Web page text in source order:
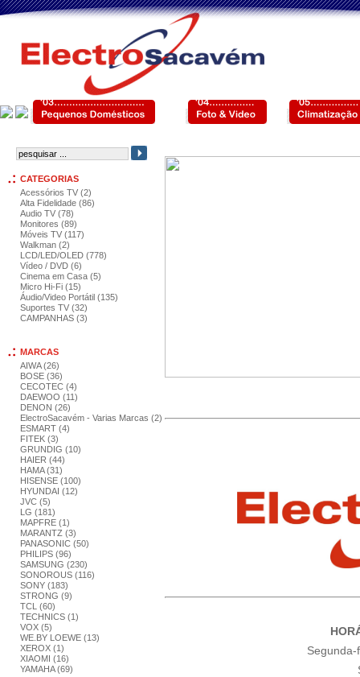
CATEGORIAS
Acessórios TV (2)
Alta Fidelidade (86)
Audio TV (78)
Monitores (89)
Móveis TV (117)
Walkman (2)
LCD/LED/OLED (778)
Vídeo / DVD (6)
Cinema em Casa (5)
Micro Hi-Fi (15)
Áudio/Video Portátil (135)
Suportes TV (32)
CAMPANHAS (3)
MARCAS
AIWA (26)
BOSE (36)
CECOTEC (4)
DAEWOO (11)
DENON (26)
ElectroSacavém - Varias Marcas (2)
ESMART (4)
FITEK (3)
GRUNDIG (10)
HAIER (44)
HAMA (31)
HISENSE (100)
HYUNDAI (12)
JVC (5)
LG (181)
MAPFRE (1)
MARANTZ (3)
PANASONIC (50)
PHILIPS (96)
SAMSUNG (230)
SONOROUS (116)
SONY (183)
STRONG (9)
TCL (60)
TECHNICS (1)
VOX (5)
WE.BY LOEWE (13)
XEROX (1)
XIAOMI (16)
YAMAHA (69)